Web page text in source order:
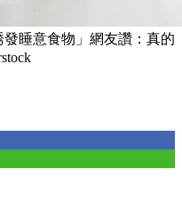
睡意食物」網友讚：真的